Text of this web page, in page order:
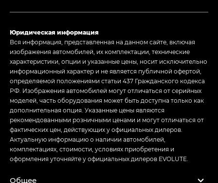
Юридическая информация
Вся информация, представленная на данном сайте, включая
изображения автомобилей, их комплектации, технические
характеристики, опции и указанные цены, носит исключительно
информационный характер и не является публичной офертой,
определяемой положениями статьи 437 Гражданского кодекса
РФ. Изображения автомобилей могут отличаться от серийных
моделей, часть оборудования может быть доступна только как
дополнительная опция. Указанные цены являются
рекомендованными розничными ценами и могут отличаться от
фактических цен, действующих у официальных дилеров.
Актуальную информацию о наличии автомобилей,
комплектациях, стоимости, условиях приобретения и
оформления уточняйте у официальных дилеров EVOLUTE.
Общее